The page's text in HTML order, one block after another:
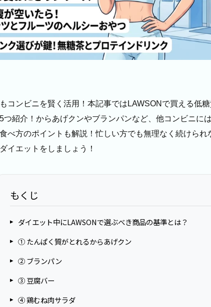
コンビニを賢く活用！本記事ではLAWSONで買える低
つ紹介！からあげクンやブランパンなど、他コンビニに
べ方のポイントも解説！忙しい方でも無理なく続けら
イエットをしましょう！
もくじ
ダイエット中にLAWSONで選ぶべき商品の基準とは？
① たんぱく質がとれるからあげクン
② ブランパン
③ 豆腐バー
④ 鶏むね肉サラダ